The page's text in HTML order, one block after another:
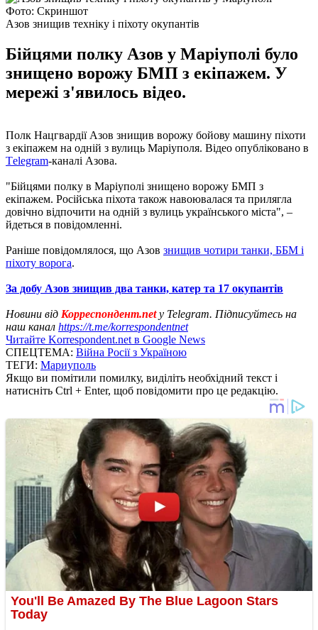
Фото: Скриншот
Азов знищив техніку і піхоту окупантів
Бійцями полку Азов у ​​Маріуполі було
знищено ворожу БМП з екіпажем. У
мережі з'явилось відео.
Полк Нацгвардії Азов знищив ворожу бойову машину піхоти
з екіпажем на одній з вулиць Маріуполя. Відео опубліковано в
Тelegram-каналі Азова.
"Бійцями полку в Маріуполі знищено ворожу БМП з
екіпажем. Російська піхота також навоювалася та прилягла
довічно відпочити на одній з вулиць українського міста", –
йдеться в повідомленні.
Раніше повідомлялося, що Азов знищив чотири танки, ББМ і
піхоту ворога.
За добу Азов знищив два танки, катер та 17 окупантів
Новини від Корреспондент.netу Telegram. Підписуйтесь на
наш канал https://t.me/korrespondentnet
Читайте Korrespondent.net в Google News
СПЕЦТЕМА: Війна Росії з Україною
ТЕГИ: Мариуполь
Якщо ви помітили помилку, виділіть необхідний текст і
натисніть Ctrl + Enter, щоб повідомити про це редакцію.